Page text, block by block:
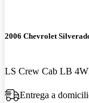
2006 Chevrolet
LS Crew Cab LB
Entrega a